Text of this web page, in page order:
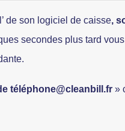
de son logiciel de caisse,
secondes plus tard
téléphone@cleanbill.fr »